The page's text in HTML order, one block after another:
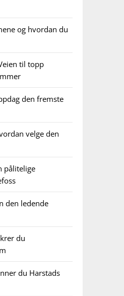
og hvordan du
til topp
den fremste
velge den
pålitelige
den ledende
du
du Harstads